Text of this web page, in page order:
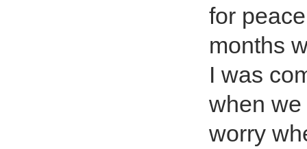
for
months
I was
when
worry